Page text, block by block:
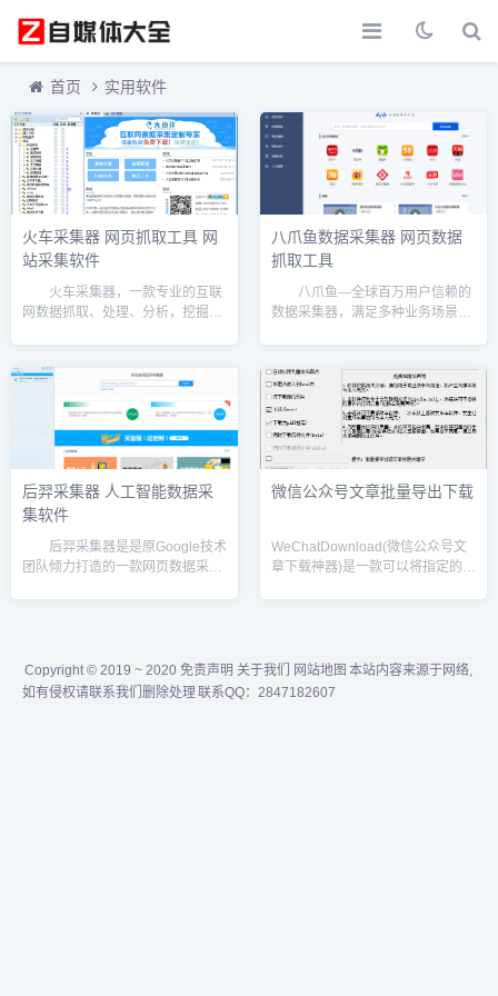
首页 实用软件
火车采集器 网页抓取工具 网
站采集软件
火车采集器，一款专业的互联
网数据抓取、处理、分析，挖掘软
的分析处理，准确挖掘出所需数
据。火车采集器历经十二年的升级
更新，积累了大量用户和...
八爪鱼数据采集器 网页数据
抓取工具
八爪鱼—全球百万用户信赖的
数据采集器，满足多种业务场景，
研究等多种身份职业。 简单来
讲，使用八爪鱼可以非常容易的从
任何网页精确采集你需要...
后羿采集器 人工智能数据采
集软件
后羿采集器是是原Google技术
团队倾力打造的一款网页数据采集
示...
微信公众号文章批量导出下载
WeChatDownload(微信公众号文
章下载神器)是一款可以将指定的微
下载...
Copyright © 2019 ~ 2020 免责声明 关于我们 网站地图 本站内容来源于网络,
如有侵权请联系我们删除处理 联系QQ：2847182607